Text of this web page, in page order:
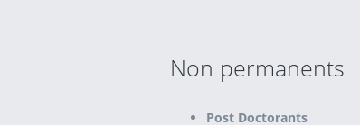
Non permanents
Post Doctorants